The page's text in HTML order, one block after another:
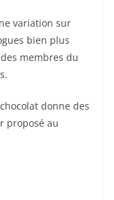
variation sur
bien plus
membres du
donne des
proposé au